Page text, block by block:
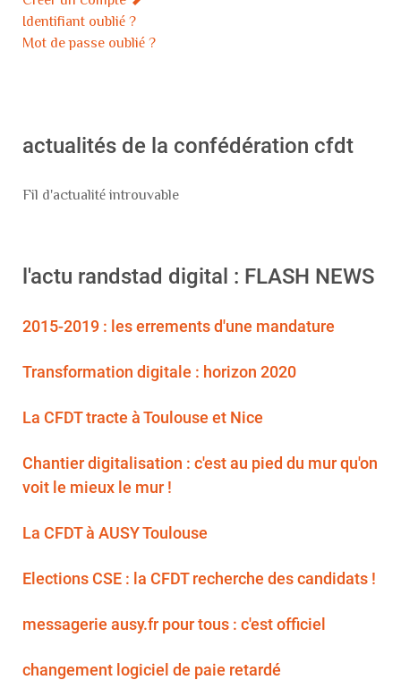
Identifiant oublié ?
Mot de passe oublié ?
actualités de la confédération cfdt
Fil d'actualité introuvable
l'actu randstad digital : FLASH NEWS
2015-2019 : les errements d'une mandature
Transformation digitale : horizon 2020
La CFDT tracte à Toulouse et Nice
Chantier digitalisation : c'est au pied du mur qu'on
voit le mieux le mur !
La CFDT à AUSY Toulouse
Elections CSE : la CFDT recherche des candidats !
messagerie ausy.fr pour tous : c'est officiel
changement logiciel de paie retardé